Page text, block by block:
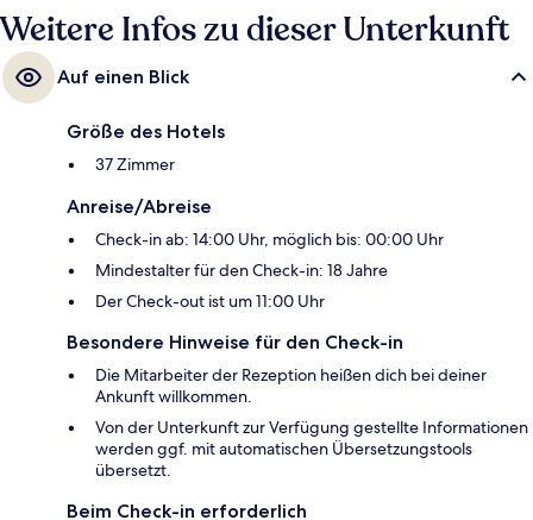
zur U-Bahn-Station Ettlinger Tor 3 Minuten.
Weitere Infos zu dieser Unterkunft
Auf einen Blick
Größe des Hotels
37 Zimmer
Anreise/Abreise
Check-in ab: 14:00 Uhr, möglich bis: 00:00 Uhr
Mindestalter für den Check-in: 18 Jahre
Der Check-out ist um 11:00 Uhr
Besondere Hinweise für den Check-in
Die Mitarbeiter der Rezeption heißen dich bei deiner
Ankunft willkommen.
Von der Unterkunft zur Verfügung gestellte Informationen
werden ggf. mit automatischen Übersetzungstools
übersetzt.
Beim Check-in erforderlich